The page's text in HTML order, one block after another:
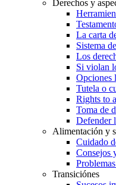
Derechos y
La carta
Sistema
Los
Si violan
Opciones
Tutela o
Rights to
Toma de
Defender
Alimentación y
Cuidado
Consejos
Transiciónes